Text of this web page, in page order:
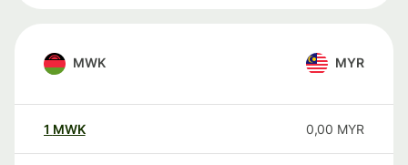
MWK MYR
1 MWK 0,00 MYR